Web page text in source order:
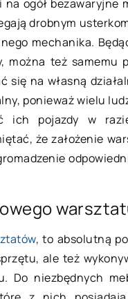
ogół
drobnym
mechanika.
można też samemu
się na własną
ponieważ wielu
ich pojazdy w
że założenie
, to absolutną
ale też
Do niezbędnych
marca 2021
rolę pełnią filtry
prawidłowo,
rodzaju
oczyszczanie […]